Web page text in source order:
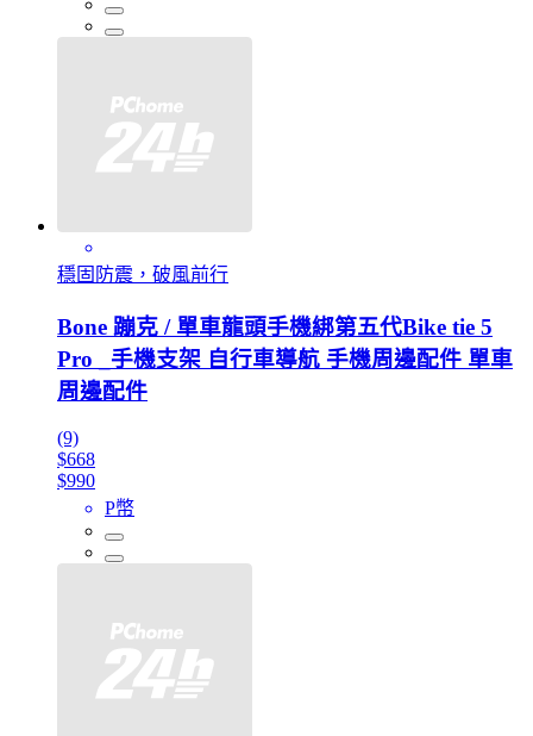
穩固防震，破風前行
Bone 蹦克 / 單車龍頭手機綁第五代Bike tie 5
Pro _手機支架 自行車導航 手機周邊配件 單車
周邊配件
(9)
$668
$990
P幣